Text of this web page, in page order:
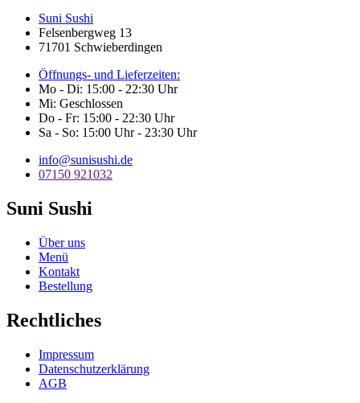
Suni Sushi
Felsenbergweg 13
71701 Schwieberdingen
Öffnungs- und Lieferzeiten:
Mo - Di: 15:00 - 22:30 Uhr
Mi: Geschlossen
Do - Fr: 15:00 - 22:30 Uhr
Sa - So: 15:00 Uhr - 23:30 Uhr
info@sunisushi.de
07150 921032
Suni Sushi
Über uns
Menü
Kontakt
Bestellung
Rechtliches
Impressum
Datenschutzerklärung
AGB